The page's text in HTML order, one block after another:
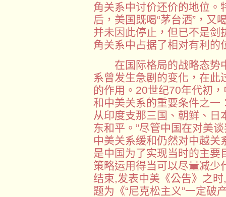
角关系中讨价还价的地位。
后，美国既喝“茅台洒”，又
并未因此停止，但已不是剑
角关系中占据了相对有利的
在国际格局的战略态势
系曾发生急剧的变化，在此
的作用。20世纪70年代初
和中美关系的重要条件之一
从印度支那三国、朝鲜、日
东和平。”尽管中国在对美
中美关系缓和仍然对中越关
是中国为了实现当时的主要
策略运用得当可以尽量减
结束,发表中美《公告》之
题为《“尼克松主义”一定破